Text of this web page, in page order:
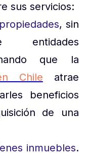
sus servicios:
, sin
entidades
que la
Chile atrae
beneficios
de una
inmuebles.